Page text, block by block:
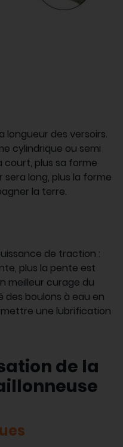
longueur des versoirs.
cylindrique ou semi
court, plus sa forme
sera long, plus la forme
la terre.
de traction :
plus la pente est
meilleur curage du
des boulons à eau en
une lubrification
de la